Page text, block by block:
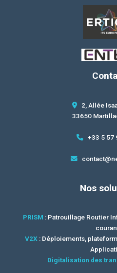
2, Allée
33650
+33 5 57
Nos
PRISM : Patrouillage Routier
V2X : Déploiements,
Digitalisation des